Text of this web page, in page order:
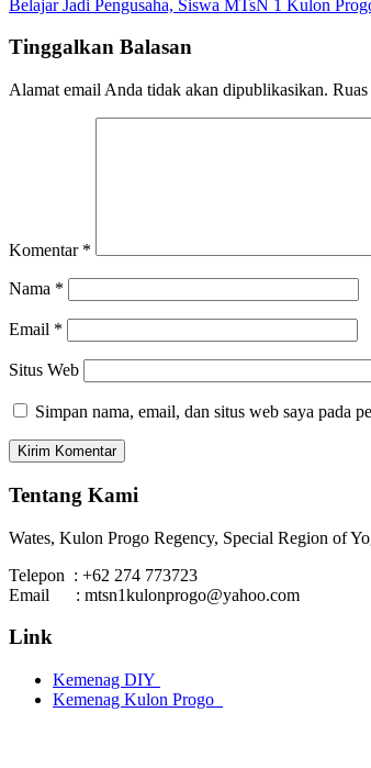
Belajar Jadi Pengusaha, Siswa MTsN 1 Kulon
Tinggalkan Balasan
Alamat email Anda tidak akan dipublikasikan.
Komentar *
Nama *
Email *
Situs Web
Simpan nama, email, dan situs web saya pada
Tentang Kami
Wates, Kulon Progo Regency, Special Region of
Telepon : +62 274 773723
Email : mtsn1kulonprogo@yahoo.com
Link
Kemenag DIY
Kemenag Kulon Progo